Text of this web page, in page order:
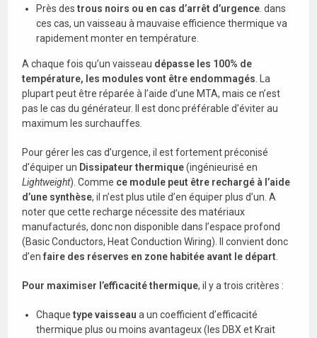
Près destrous noirs ou en cas d’arrêt d’urgence . dans
ces cas, un vaisseau à mauvaise efficience thermique va
rapidement monter en température.
A chaque fois qu’un vaisseau dépasse les 100% de
température, les modules vont être endommagés . La
plupart peut être réparée à l’aide d’une MTA, mais ce n’est
pas le cas du générateur. Il est donc préférable d’éviter au
maximum les surchauffes.
Pour gérer les cas d’urgence, il est fortement préconisé
d’équiper un Dissipateur thermique(ingénieurisé en
Lightweight). Comme ce module peut être rechargé à l’aide
d’une synthèse, il n’est plus utile d’en équiper plus d’un. A
noter que cette recharge nécessite des matériaux
manufacturés, donc non disponible dans l’espace profond
(Basic Conductors, Heat Conduction Wiring). Il convient donc
d’enfaire des réserves en zone habitée avant le départ
Pour maximiser l’efficacité thermique, il y a trois critères :
Chaquetype vaisseau a un coefficient d’efficacité
thermique plus ou moins avantageux (les DBX et Krait